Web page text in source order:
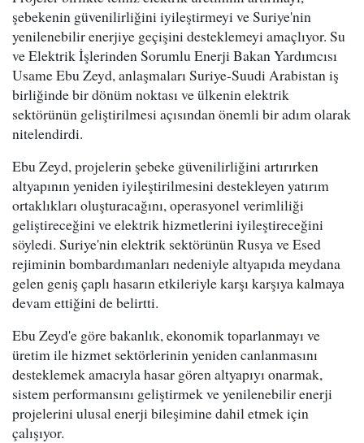
şebekenin güvenilirliğini iyileştirmeyi ve Suriye'nin
yenilenebilir enerjiye geçişini desteklemeyi amaçlıyor. Su
ve Elektrik İşlerinden Sorumlu Enerji Bakan Yardımcısı
Usame Ebu Zeyd, anlaşmaları Suriye-Suudi Arabistan iş
birliğinde bir dönüm noktası ve ülkenin elektrik
sektörünün geliştirilmesi açısından önemli bir adım olarak
nitelendirdi.
Ebu Zeyd, projelerin şebeke güvenilirliğini artırırken
altyapının yeniden iyileştirilmesini destekleyen yatırım
ortaklıkları oluşturacağını, operasyonel verimliliği
geliştireceğini ve elektrik hizmetlerini iyileştireceğini
söyledi. Suriye'nin elektrik sektörünün Rusya ve Esed
rejiminin bombardımanları nedeniyle altyapıda meydana
gelen geniş çaplı hasarın etkileriyle karşı karşıya kalmaya
devam ettiğini de belirtti.
Ebu Zeyd'e göre bakanlık, ekonomik toparlanmayı ve
üretim ile hizmet sektörlerinin yeniden canlanmasını
desteklemek amacıyla hasar gören altyapıyı onarmak,
sistem performansını geliştirmek ve yenilenebilir enerji
projelerini ulusal enerji bileşimine dahil etmek için
çalışıyor.